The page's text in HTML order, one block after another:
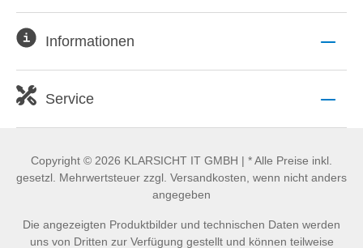
Informationen
Service
Copyright © 2026 KLARSICHT IT GMBH | * Alle Preise inkl.
gesetzl. Mehrwertsteuer zzgl. Versandkosten, wenn nicht anders
angegeben
Die angezeigten Produktbilder und technischen Daten werden
uns von Dritten zur Verfügung gestellt und können teilweise